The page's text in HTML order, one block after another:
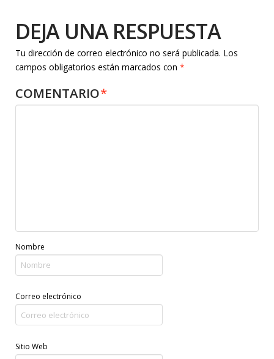
DEJA UNA RESPUESTA
Tu dirección de correo electrónico no será publicada. Los
campos obligatorios están marcados con *
COMENTARIO*
Nombre
Correo electrónico
Sitio Web